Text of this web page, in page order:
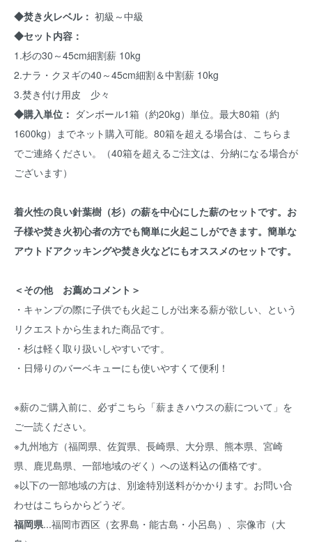
◆焚き火レベル： 初級～中級
◆セット内容：
1.杉の30～45cm細割薪 10kg
2.ナラ・クヌギの40～45cm細割＆中割薪 10kg
3.焚き付け用皮 少々
◆購入単位： ダンボール1箱（約20kg）単位。最大80箱（約
1600kg）までネット購入可能。80箱を超える場合は、 こちらま
でご連絡ください。
（40箱を超えるご注文は、分納になる場合が
ございます）
着火性の良い針葉樹（杉）の薪を中心にした薪のセットです。お
子様や焚き火初心者の方でも簡単に火起こしができます。簡単な
アウトドアクッキングや焚き火などにもオススメのセットです。
＜その他 お薦めコメント＞
・キャンプの際に子供でも火起こしが出来る薪が欲しい、という
リクエストから生まれた商品です。
・杉は軽く取り扱いしやすいです。
・日帰りのバーベキューにも使いやすくて便利！
※薪のご購入前に、必ずこちら 「薪まきハウスの薪について」 を
ご一読ください。
※九州地方（福岡県、佐賀県、長崎県、大分県、熊本県、宮崎
県、鹿児島県、一部地域のぞく）への送料込の価格です。
※以下の一部地域の方は、別途特別送料がかかります。お問い合
わせはこちらからどうぞ。
福岡県...福岡市西区（玄界島・能古島・小呂島）、宗像市（大